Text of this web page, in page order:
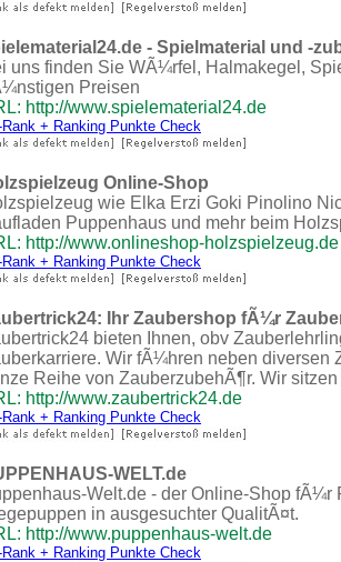
- Spielmaterial und -
uns finden Sie WÃ¼rfel, Halmakegel,
Preisen
http://www.spielematerial24.de
Rank + Ranking Punkte Check
Online-Shop
wie Elka Erzi Goki Pinolino
Puppenhaus und mehr beim
http://www.onlineshop-holzspielzeug.de
Rank + Ranking Punkte Check
Ihr Zaubershop fÃ¼r
bieten Ihnen, obv
Wir fÃ¼hren neben
Reihe von ZauberzubehÃ¶r. Wir
http://www.zaubertrick24.de
Rank + Ranking Punkte Check
WELT.de
Welt.de - der Online-Shop
in ausgesuchter QualitÃ¤t.
http://www.puppenhaus-welt.de
Rank + Ranking Punkte Check